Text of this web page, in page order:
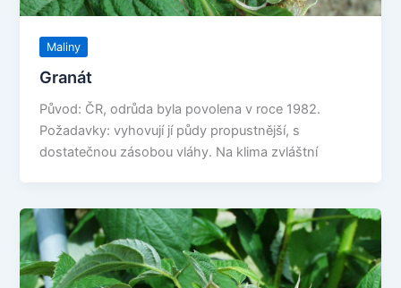
Maliny
Granát
Původ: ČR, odrůda byla povolena v roce 1982.
Požadavky: vyhovují jí půdy propustnější, s
dostatečnou zásobou vláhy. Na klima zvláštní